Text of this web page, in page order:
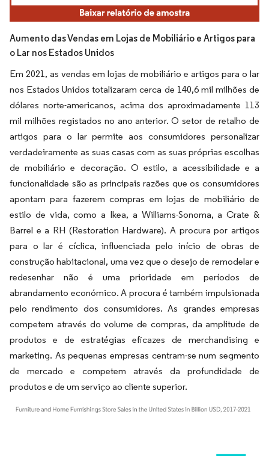
Aumento das Vendas em Lojas de Mobiliário e Artigos para
o Lar nos Estados Unidos
Em 2021, as vendas em lojas de mobiliário e artigos para o lar
nos Estados Unidos totalizaram cerca de 140,6 mil milhões de
dólares norte-americanos, acima dos aproximadamente 113
mil milhões registados no ano anterior. O setor de retalho de
artigos para o lar permite aos consumidores personalizar
verdadeiramente as suas casas com as suas próprias escolhas
de mobiliário e decoração. O estilo, a acessibilidade e a
funcionalidade são as principais razões que os consumidores
apontam para fazerem compras em lojas de mobiliário de
estilo de vida, como a Ikea, a Williams-Sonoma, a Crate &
Barrel e a RH (Restoration Hardware). A procura por artigos
para o lar é cíclica, influenciada pelo início de obras de
construção habitacional, uma vez que o desejo de remodelar e
redesenhar não é uma prioridade em períodos de
abrandamento económico. A procura é também impulsionada
pelo rendimento dos consumidores. As grandes empresas
competem através do volume de compras, da amplitude de
produtos e de estratégias eficazes de merchandising e
marketing. As pequenas empresas centram-se num segmento
de mercado e competem através da profundidade de
produtos e de um serviço ao cliente superior.